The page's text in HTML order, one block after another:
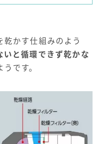
かす仕組みのよう
いと循環できず乾かな
です。